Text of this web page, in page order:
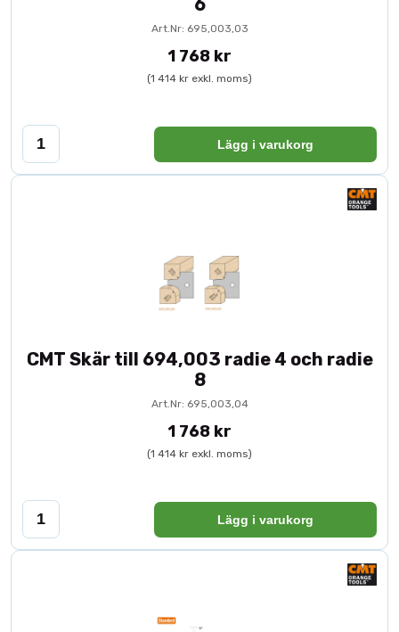
6
Art.Nr: 695,003,03
1 768 kr
(1 414 kr exkl. moms)
Lägg i varukorg
CMT Skär till 694,003 radie 4 och radie
8
Art.Nr: 695,003,04
1 768 kr
(1 414 kr exkl. moms)
Lägg i varukorg